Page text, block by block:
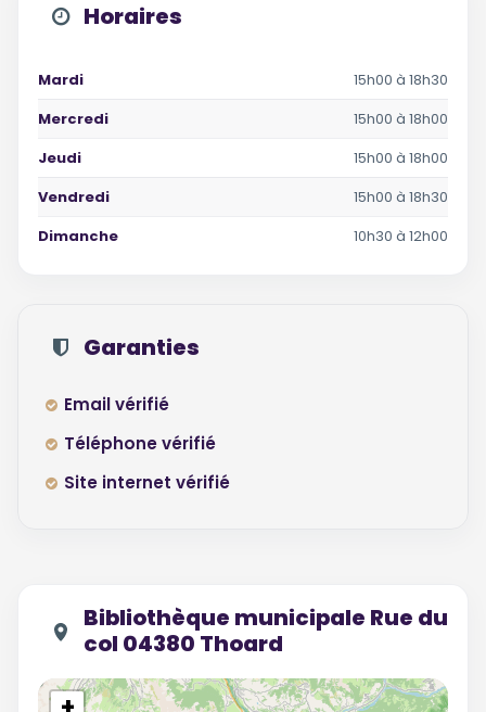
Horaires
Mardi
15h00 à 18h30
Mercredi
15h00 à 18h00
Jeudi
15h00 à 18h00
Vendredi
15h00 à 18h30
Dimanche
10h30 à 12h00
Garanties
Email vérifié
Téléphone vérifié
Site internet vérifié
Bibliothèque municipale Rue du
col 04380 Thoard